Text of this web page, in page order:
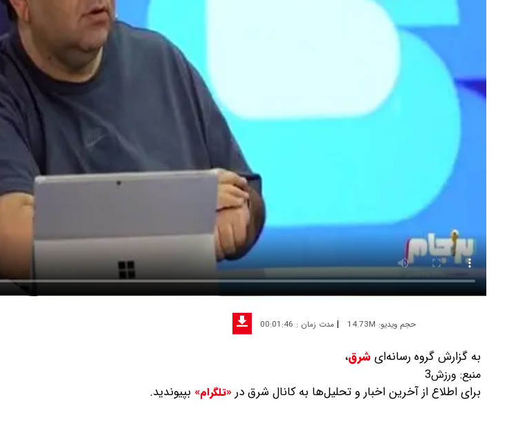
حجم ویدیو: 14.73M |مدت زمان : 00:01:46
به گزارش گروه رسانه‌ایشرق،
منبع: ورزش3
برای اطلاع از آخرین اخبار و تحلیل‌ها به کانال شرق در «تلگرام» بپیوندید.